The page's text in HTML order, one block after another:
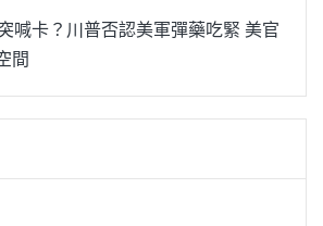
喊卡？川普否認美軍彈藥吃緊 美官
間